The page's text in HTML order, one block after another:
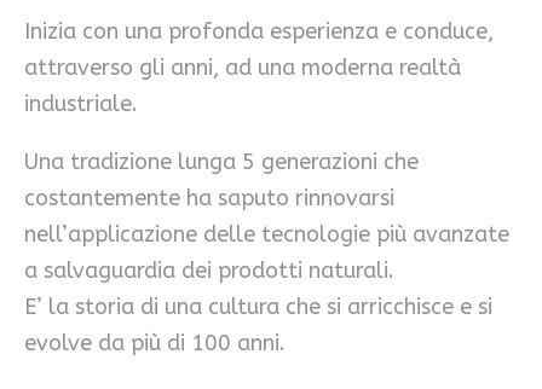
Inizia con una profonda esperienza e conduce,
attraverso gli anni, ad una moderna realtà
industriale.
Una tradizione lunga 5 generazioni che
costantemente ha saputo rinnovarsi
nell’applicazione delle tecnologie più avanzate
a salvaguardia dei prodotti naturali.
E’ la storia di una cultura che si arricchisce e si
evolve da più di 100 anni.